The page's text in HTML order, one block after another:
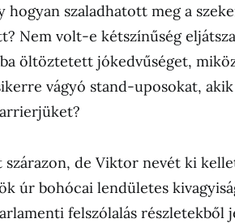
hogyan szaladhatott meg a
Nem volt-e kétszínűség
öltöztetett jókedvűséget,
vágyó stand-uposokat,
szárazon, de Viktor nevét ki
úr bohócai lendületes
felszólalás részletekből